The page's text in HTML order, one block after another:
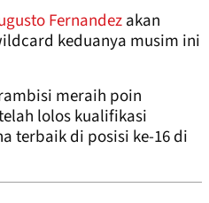
Fernandezakan
keduanya musim ini
meraih poin
lolos kualifikasi
terbaik di posisi ke-16 di